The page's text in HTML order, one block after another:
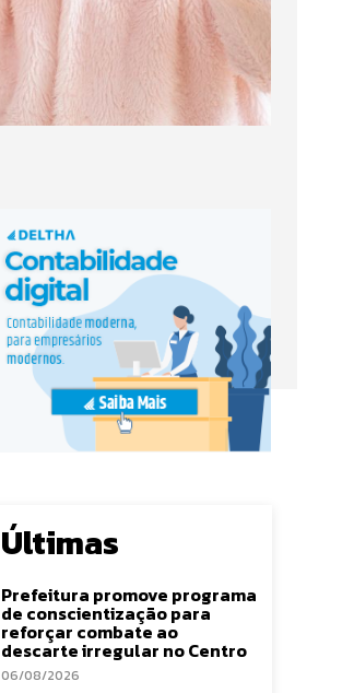
Últimas
Prefeitura promove programa
de conscientização para
reforçar combate ao
descarte irregular no Centro
06/08/2026